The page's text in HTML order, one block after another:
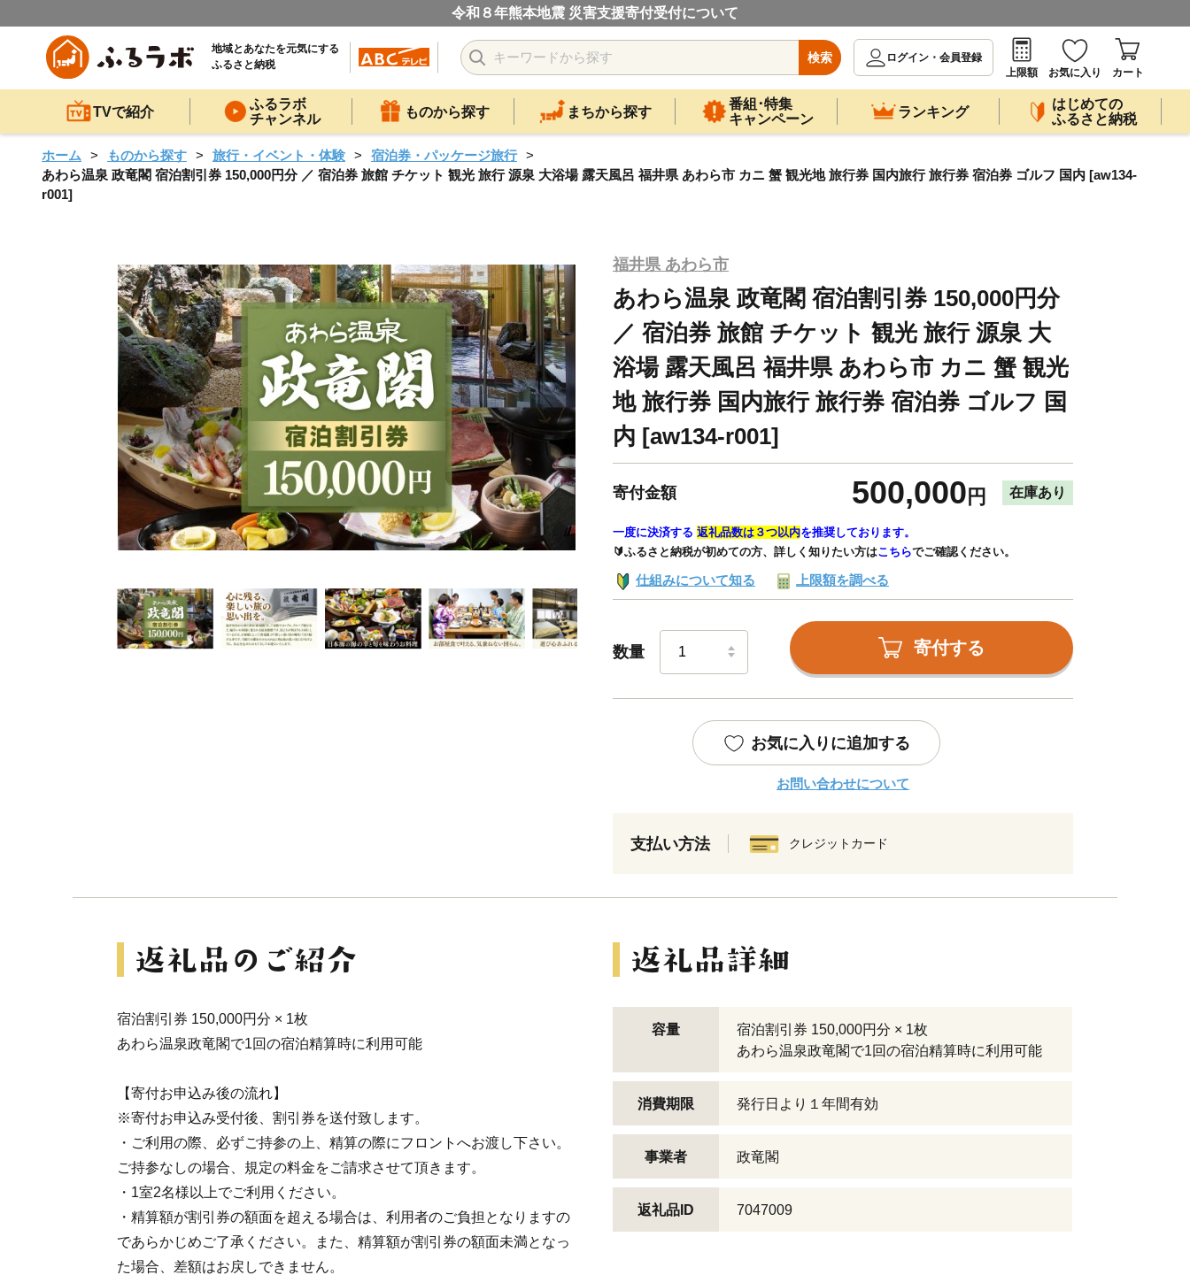
令和８年熊本地震 災害支援寄付受付について
地域とあなたを元気にする
ふるさと納税
検索
ログイン・会員登録
上限額
お気に入り カート
TVで紹介
ふるラボ
チャンネル
ものから探す まちから探す
番組･特集
キャンペーン
ランキング
はじめての
ふるさと納税
ホーム ものから探す 旅行・イベント・体験
宿泊券・パッケージ旅行
あわら温泉 政竜閣 宿泊割引券 150,000円分 ／ 宿泊券 旅館 チケット 観光 旅行 源泉 大浴場 露天風呂 福井県 あわら市 カニ 蟹 観光地 旅行券 国内旅行 旅行券 宿泊券 ゴルフ 国内 [aw134-
r001]
福井県 あわら市
あわら温泉 政竜閣 宿泊割引券 150,000円分
／ 宿泊券 旅館 チケット 観光 旅行 源泉 大
浴場 露天風呂 福井県 あわら市 カニ 蟹 観光
地 旅行券 国内旅行 旅行券 宿泊券 ゴルフ 国
内 [aw134-r001]
寄付金額 500,000 円 在庫あり
一度に決済する 返礼品数は３つ以内を推奨しております。
🔰ふるさと納税が初めての方、詳しく知りたい方はこちらでご確認ください。
仕組みについて知る 上限額を調べる
数量 寄付する
お気に入りに追加する
お問い合わせについて
支払い方法 クレジットカード
宿泊割引券 150,000円分 × 1枚
あわら温泉政竜閣で1回の宿泊精算時に利用可能
【寄付お申込み後の流れ】
※寄付お申込み受付後、割引券を送付致します。
・ご利用の際、必ずご持参の上、精算の際にフロントへお渡し下さい。
ご持参なしの場合、規定の料金をご請求させて頂きます。
・1室2名様以上でご利用ください。
・精算額が割引券の額面を超える場合は、利用者のご負担となりますの
であらかじめご了承ください。また、精算額が割引券の額面未満となっ
た場合、差額はお戻しできません。
容量
宿泊割引券 150,000円分 × 1枚
あわら温泉政竜閣で1回の宿泊精算時に利用可能
消費期限 発行日より１年間有効
事業者 政竜閣
返礼品ID 7047009